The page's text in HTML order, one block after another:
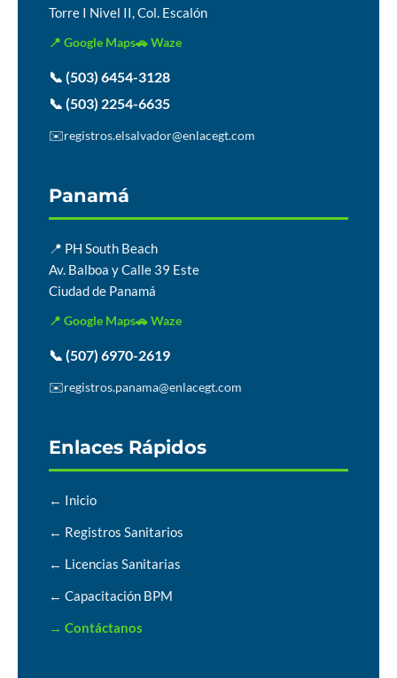
Torre I Nivel II, Col. Escalón
📍 Google Maps🚗 Waze
📞 (503) 6454-3128
📞 (503) 2254-6635
✉️registros.elsalvador@enlacegt.com
Panamá
📍 PH South Beach
Av. Balboa y Calle 39 Este
Ciudad de Panamá
📍 Google Maps🚗 Waze
📞 (507) 6970-2619
✉️registros.panama@enlacegt.com
Enlaces Rápidos
← Inicio
← Registros Sanitarios
← Licencias Sanitarias
← Capacitación BPM
→ Contáctanos